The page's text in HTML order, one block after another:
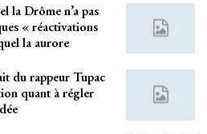
la Drôme n’a pas
« réactivations
la aurore
du rappeur Tupac
quant à régler